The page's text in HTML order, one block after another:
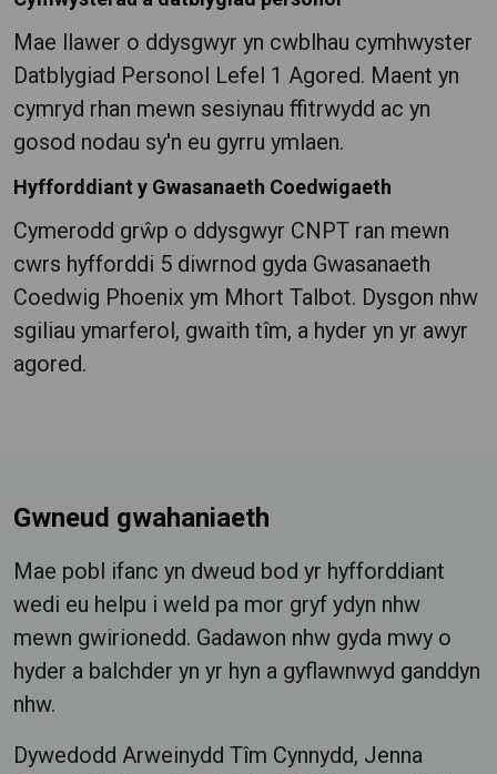
Mae llawer o ddysgwyr yn cwblhau cymhwyster
Datblygiad Personol Lefel 1 Agored. Maent yn
cymryd rhan mewn sesiynau ffitrwydd ac yn
gosod nodau sy'n eu gyrru ymlaen.
Hyfforddiant y Gwasanaeth Coedwigaeth
Cymerodd grŵp o ddysgwyr CNPT ran mewn
cwrs hyfforddi 5 diwrnod gyda Gwasanaeth
Coedwig Phoenix ym Mhort Talbot. Dysgon nhw
sgiliau ymarferol, gwaith tîm, a hyder yn yr awyr
agored.
Gwneud gwahaniaeth
Mae pobl ifanc yn dweud bod yr hyfforddiant
wedi eu helpu i weld pa mor gryf ydyn nhw
mewn gwirionedd. Gadawon nhw gyda mwy o
hyder a balchder yn yr hyn a gyflawnwyd ganddyn
nhw.
Dywedodd Arweinydd Tîm Cynnydd, Jenna